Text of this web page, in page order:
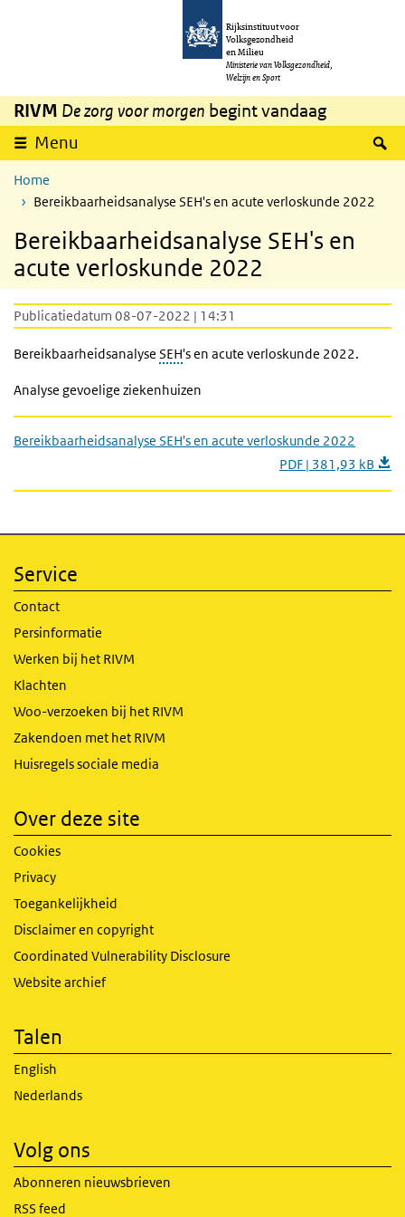
Overslaan en naar de inhoud gaan
Rijksinstituut voor
Volksgezondheid
en Milieu
Ministerie van Volksgezondheid,
Welzijn en Sport
RIVM De zorg voor morgen begint vandaag
Menu
Home
Bereikbaarheidsanalyse SEH's en acute verloskunde 2022
Bereikbaarheidsanalyse SEH's en
acute verloskunde 2022
Publicatiedatum 08-07-2022 | 14:31
Bereikbaarheidsanalyse SEH's en acute verloskunde 2022.
Analyse gevoelige ziekenhuizen
Bereikbaarheidsanalyse SEH's en acute verloskunde 2022
PDF | 381,93 kB
Service
Contact
Persinformatie
Werken bij het RIVM
Klachten
Woo-verzoeken bij het RIVM
Zakendoen met het RIVM
Huisregels sociale media
Over deze site
Cookies
Privacy
Toegankelijkheid
Disclaimer en copyright
Coordinated Vulnerability Disclosure
Website archief
Talen
English
Nederlands
Volg ons
Abonneren nieuwsbrieven
RSS feed